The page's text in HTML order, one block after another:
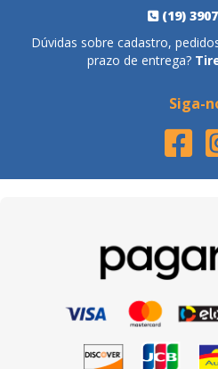
(19)
Dúvidas sobre cadastro,
prazo de entrega?
Siga-